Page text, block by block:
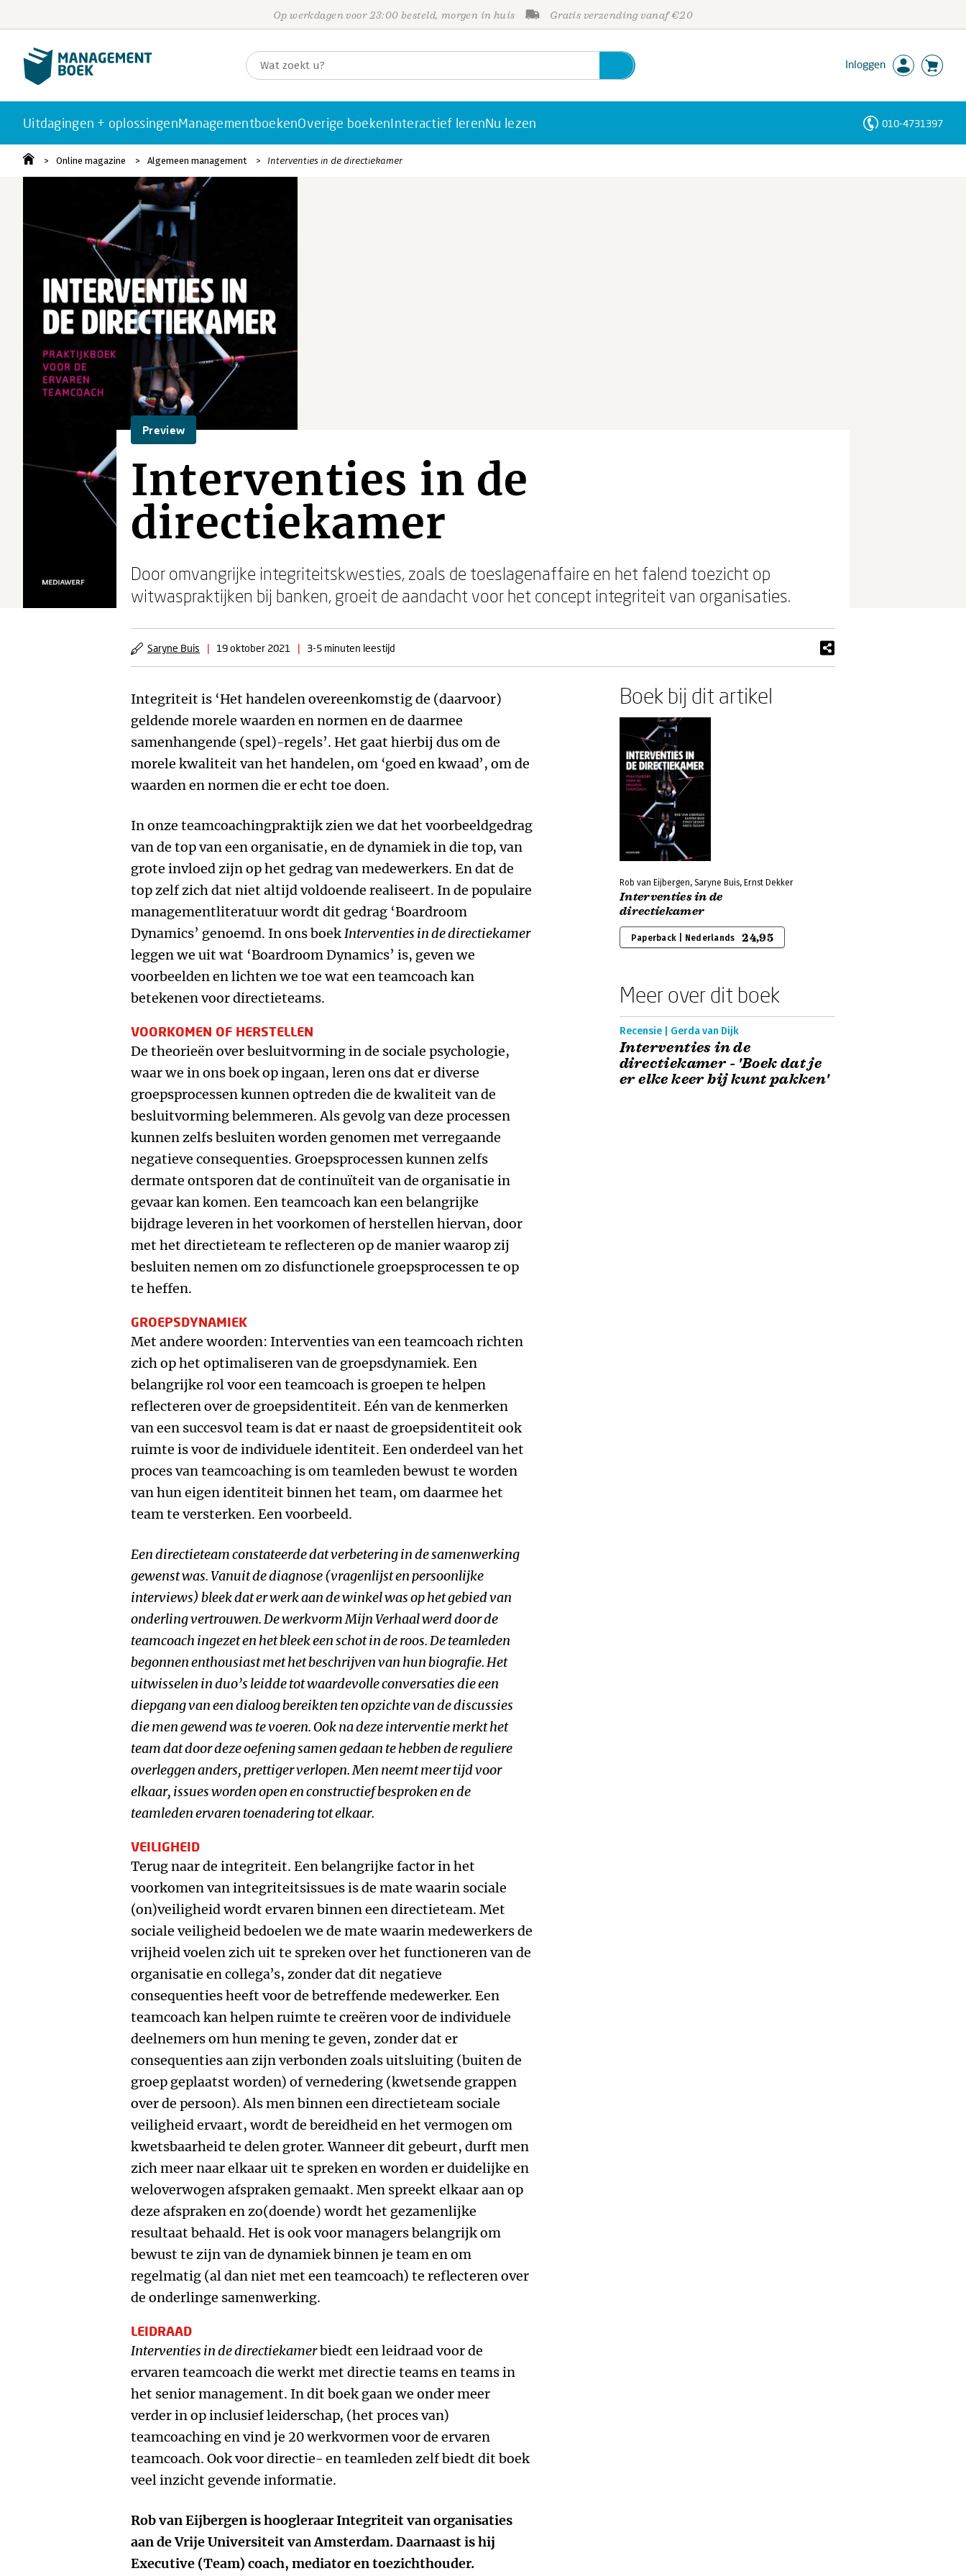
Op werkdagen voor 23:00 besteld, morgen in huis Gratis verzending vanaf €20
Inloggen
Uitdagingen + oplossingenManagementboekenOverige boekenInteractief lerenNu lezen 010-4731397
Online magazine Algemeen management Interventies in de directiekamer
Preview
Interventies in de
directiekamer
Door omvangrijke integriteitskwesties, zoals de toeslagenaffaire en het falend toezicht op
witwaspraktijken bij banken, groeit de aandacht voor het concept integriteit van organisaties.
Saryne Buis | 19 oktober 2021 | 3-5 minuten leestijd
Integriteit is ‘Het handelen overeenkomstig de (daarvoor)
geldende morele waarden en normen en de daarmee
samenhangende (spel)-regels’. Het gaat hierbij dus om de
morele kwaliteit van het handelen, om ‘goed en kwaad’, om de
waarden en normen die er echt toe doen.
In onze teamcoachingpraktijk zien we dat het voorbeeldgedrag
van de top van een organisatie, en de dynamiek in die top, van
grote invloed zijn op het gedrag van medewerkers. En dat de
top zelf zich dat niet altijd voldoende realiseert. In de populaire
managementliteratuur wordt dit gedrag ‘Boardroom
Dynamics’ genoemd. In ons boekInterventies in de directiekamer
leggen we uit wat ‘Boardroom Dynamics’ is, geven we
voorbeelden en lichten we toe wat een teamcoach kan
betekenen voor directieteams.
VOORKOMEN OF HERSTELLEN
De theorieën over besluitvorming in de sociale psychologie,
waar we in ons boek op ingaan, leren ons dat er diverse
groepsprocessen kunnen optreden die de kwaliteit van de
besluitvorming belemmeren. Als gevolg van deze processen
kunnen zelfs besluiten worden genomen met verregaande
negatieve consequenties. Groepsprocessen kunnen zelfs
dermate ontsporen dat de continuïteit van de organisatie in
gevaar kan komen. Een teamcoach kan een belangrijke
bijdrage leveren in het voorkomen of herstellen hiervan, door
met het directieteam te reflecteren op de manier waarop zij
besluiten nemen om zo disfunctionele groepsprocessen te op
te heffen.
GROEPSDYNAMIEK
Met andere woorden: Interventies van een teamcoach richten
zich op het optimaliseren van de groepsdynamiek. Een
belangrijke rol voor een teamcoach is groepen te helpen
reflecteren over de groepsidentiteit. Eén van de kenmerken
van een succesvol team is dat er naast de groepsidentiteit ook
ruimte is voor de individuele identiteit. Een onderdeel van het
proces van teamcoaching is om teamleden bewust te worden
van hun eigen identiteit binnen het team, om daarmee het
team te versterken. Een voorbeeld.
Een directieteam constateerde dat verbetering in de samenwerking
gewenst was. Vanuit de diagnose (vragenlijst en persoonlijke
interviews) bleek dat er werk aan de winkel was op het gebied van
onderling vertrouwen. De werkvorm Mijn Verhaal werd door de
teamcoach ingezet en het bleek een schot in de roos. De teamleden
begonnen enthousiast met het beschrijven van hun biografie. Het
uitwisselen in duo’s leidde tot waardevolle conversaties die een
diepgang van een dialoog bereikten ten opzichte van de discussies
die men gewend was te voeren. Ook na deze interventie merkt het
team dat door deze oefening samen gedaan te hebben de reguliere
overleggen anders, prettiger verlopen. Men neemt meer tijd voor
elkaar, issues worden open en constructief besproken en de
teamleden ervaren toenadering tot elkaar.
VEILIGHEID
Terug naar de integriteit. Een belangrijke factor in het
voorkomen van integriteitsissues is de mate waarin sociale
(on)veiligheid wordt ervaren binnen een directieteam. Met
sociale veiligheid bedoelen we de mate waarin medewerkers de
vrijheid voelen zich uit te spreken over het functioneren van de
organisatie en collega’s, zonder dat dit negatieve
consequenties heeft voor de betreffende medewerker. Een
teamcoach kan helpen ruimte te creëren voor de individuele
deelnemers om hun mening te geven, zonder dat er
consequenties aan zijn verbonden zoals uitsluiting (buiten de
groep geplaatst worden) of vernedering (kwetsende grappen
over de persoon). Als men binnen een directieteam sociale
veiligheid ervaart, wordt de bereidheid en het vermogen om
kwetsbaarheid te delen groter. Wanneer dit gebeurt, durft men
zich meer naar elkaar uit te spreken en worden er duidelijke en
weloverwogen afspraken gemaakt. Men spreekt elkaar aan op
deze afspraken en zo(doende) wordt het gezamenlijke
resultaat behaald. Het is ook voor managers belangrijk om
bewust te zijn van de dynamiek binnen je team en om
regelmatig (al dan niet met een teamcoach) te reflecteren over
de onderlinge samenwerking.
LEIDRAAD
Interventies in de directiekamerbiedt een leidraad voor de
ervaren teamcoach die werkt met directie teams en teams in
het senior management. In dit boek gaan we onder meer
verder in op inclusief leiderschap, (het proces van)
teamcoaching en vind je 20 werkvormen voor de ervaren
teamcoach. Ook voor directie- en teamleden zelf biedt dit boek
veel inzicht gevende informatie.
Rob van Eijbergen is hoogleraar Integriteit van organisaties
aan de Vrije Universiteit van Amsterdam. Daarnaast is hij
Executive (Team) coach, mediator en toezichthouder.
Boek bij dit artikel
Rob van Eijbergen, Saryne Buis, Ernst Dekker
Interventies in de
directiekamer
Paperback | Nederlands 24,95
Meer over dit boek
Recensie | Gerda van Dijk
Interventies in de
directiekamer - 'Boek dat je
er elke keer bij kunt pakken'
Personen